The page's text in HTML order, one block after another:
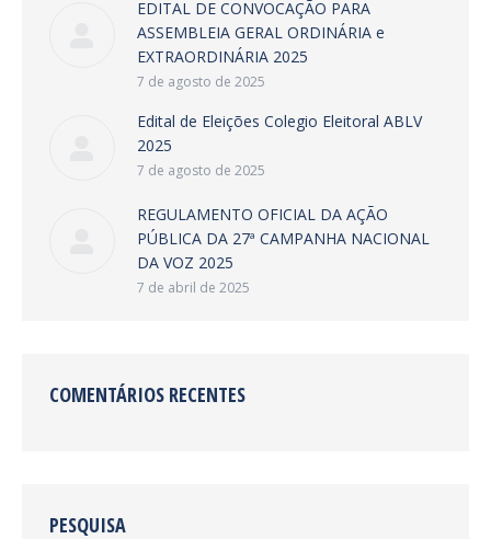
EDITAL DE CONVOCAÇÃO PARA
ASSEMBLEIA GERAL ORDINÁRIA e
EXTRAORDINÁRIA 2025
7 de agosto de 2025
Edital de Eleições Colegio Eleitoral ABLV
2025
7 de agosto de 2025
REGULAMENTO OFICIAL DA AÇÃO
PÚBLICA DA 27ª CAMPANHA NACIONAL
DA VOZ 2025
7 de abril de 2025
COMENTÁRIOS RECENTES
PESQUISA